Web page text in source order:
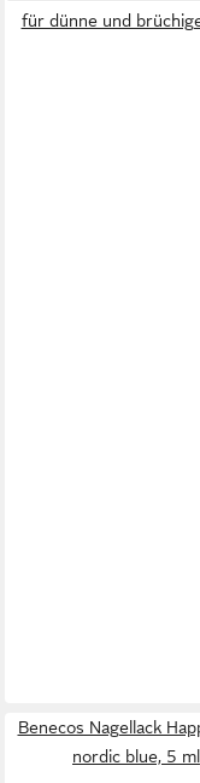
für dünne und
Benecos Nagellack
nordic blue, 5 ml